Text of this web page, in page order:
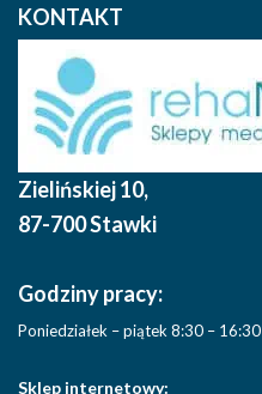
KONTAKT
Zielińskiej 10,
87-700 Stawki
Godziny pracy:
Poniedziałek – piątek 8:30 – 16:30
Sklep internetowy: